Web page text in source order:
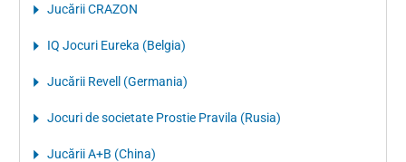
Jucării CRAZON
IQ Jocuri Eureka (Belgia)
Jucării Revell (Germania)
Jocuri de societate Prostie Pravila (Rusia)
Jucării A+B (China)